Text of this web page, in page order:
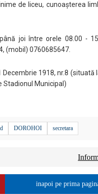
de liceu, cunoașterea
joi între orele 08.00 -
(mobil) 0760685647.
1918, nr.8 (situată
Stadionul Municipal)
DOROHOI secretara
inapoi pe prima